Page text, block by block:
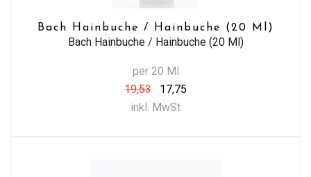
Bach Hainbuche / Hainbuche (20 Ml)
Bach Hainbuche / Hainbuche (20 Ml)
per 20 Ml
19,53
17,75
inkl. MwSt